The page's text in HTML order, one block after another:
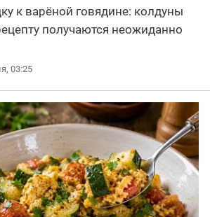
к варёной говядине: колдуны
получаются неожиданно
03:25